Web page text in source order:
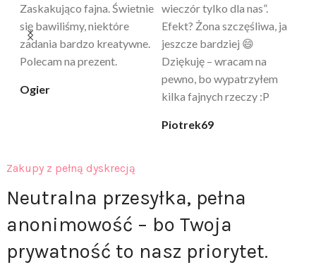
skuteczny. Myślałam, że to
tylko „zabawka”, a tu
proszę – uzależnia 😅
cicha_niespodzianka
poprawia komfort, ale też
daje przyjemne uczucie
ciepła. Nie uczula, bez
zapachu. Kupuję już 3 raz i
na pewno nie raz kupie
klaudia_xx
Neutralna przesyłka, pełna
anonimowość – bo Twoja
prywatność to nasz priorytet.
Wszystkie zamówienia pakujemy w nieoznakowane,